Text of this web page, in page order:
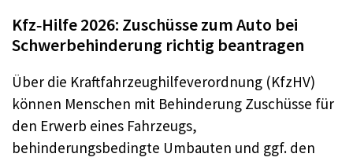
Kfz‑Hilfe 2026: Zuschüsse zum Auto bei
Schwerbehinderung richtig beantragen
Über die Kraftfahrzeughilfeverordnung (KfzHV)
können Menschen mit Behinderung Zuschüsse für
den Erwerb eines Fahrzeugs,
behinderungsbedingte Umbauten und ggf. den